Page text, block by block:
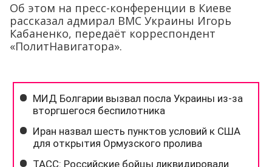
Об этом на пресс-конференции в Киеве
рассказал адмирал ВМС Украины Игорь
Кабаненко, передаёт корреспондент
«ПолитНавигатора».